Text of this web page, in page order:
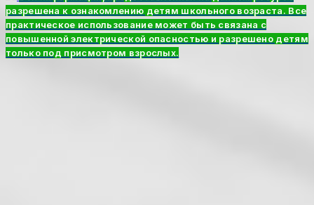
разрешена к ознакомлению детям школьного возраста. Все
практическое использование может быть связана с
повышенной электрической опасностью и разрешено детям
только под присмотром взрослых.